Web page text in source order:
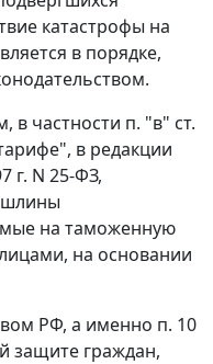
катастрофы на
в порядке,
в частности п. "в" ст.
в редакции
г. N 25-ФЗ,
на таможенную
на основании
РФ, а именно п. 10
защите граждан,